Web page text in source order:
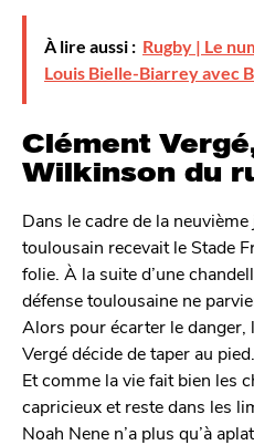
À lire aussi : Rugby | Le
Louis Bielle-Biarrey avec
Clément
Wilkinson du
Dans le cadre de la
toulousain recevait le Stade
folie. À la suite d’une
défense toulousaine ne
Alors pour écarter le danger,
Vergé décide de taper au
Et comme la vie fait bien les
capricieux et reste dans les
Noah Nene n’a plus qu’à